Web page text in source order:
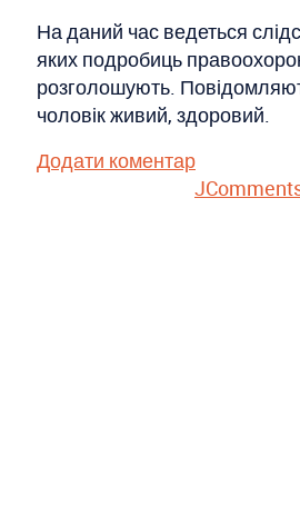
На даний час ведеться
яких подробиць
розголошують.
чоловік живий, здоровий.
Додати коментар